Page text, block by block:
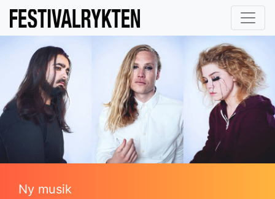
Ny musik